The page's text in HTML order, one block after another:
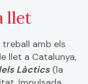
llet
treball amb els
llet a Catalunya,
Làctics (la